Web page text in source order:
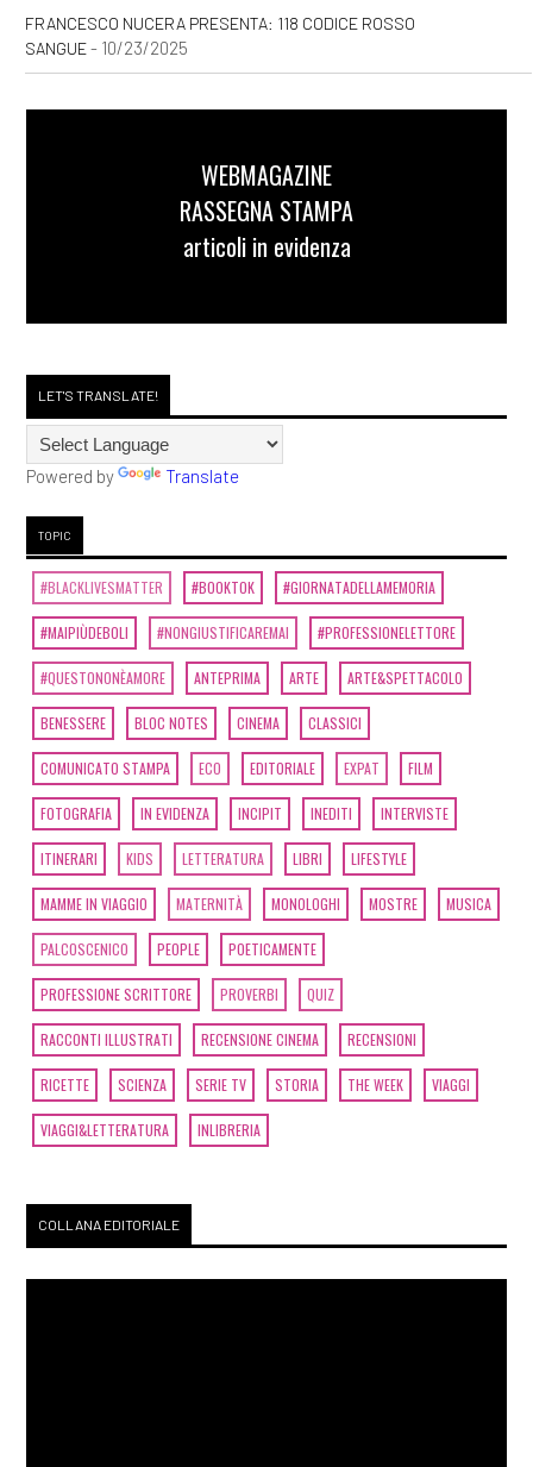
FRANCESCO NUCERA PRESENTA: 118 CODICE ROSSO
SANGUE- 10/23/2025
WEBMAGAZINE
RASSEGNA STAMPA
articoli in evidenza
LET'S TRANSLATE!
Powered by Translate
TOPIC
#BLACKLIVESMATTER #BOOKTOK #GIORNATADELLAMEMORIA
#MAIPIÙDEBOLI #NONGIUSTIFICAREMAI #PROFESSIONELETTORE
#QUESTONONÈAMORE ANTEPRIMA ARTE ARTE&SPETTACOLO
BENESSERE BLOC NOTES CINEMA CLASSICI
COMUNICATO STAMPA ECO EDITORIALE EXPAT FILM
FOTOGRAFIA IN EVIDENZA INCIPIT INEDITI INTERVISTE
ITINERARI KIDS LETTERATURA LIBRI LIFESTYLE
MAMME IN VIAGGIO MATERNITÀ MONOLOGHI MOSTRE MUSICA
PALCOSCENICO PEOPLE POETICAMENTE
PROFESSIONE SCRITTORE PROVERBI QUIZ
RACCONTI ILLUSTRATI RECENSIONE CINEMA RECENSIONI
RICETTE SCIENZA SERIE TV STORIA THE WEEK VIAGGI
VIAGGI&LETTERATURA INLIBRERIA
COLLANA EDITORIALE